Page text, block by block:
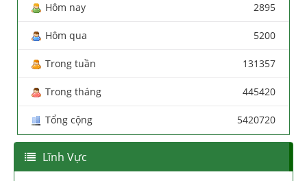
Hôm nay 2895
Hôm qua 5200
Trong tuần 131357
Trong tháng 445420
Tổng cộng 5420720
Lĩnh Vực